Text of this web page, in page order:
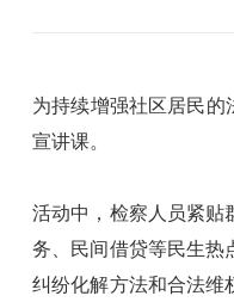
为持续增强社区居民的
宣讲课。
活动中，检察人员紧贴
务、民间借贷等民生热
纠纷化解方法和合法维